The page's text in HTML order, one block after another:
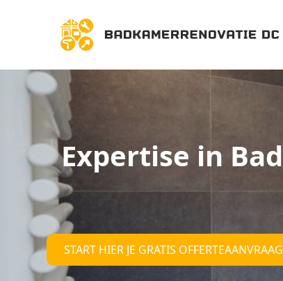
Expertise in
START HIER JE GRATIS